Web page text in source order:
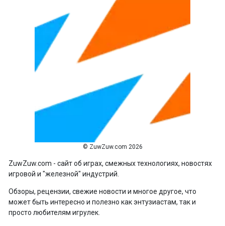
© ZuwZuw.com 2026
ZuwZuw.com - сайт об играх, смежных технологиях, новостях
игровой и "железной" индустрий.
Обзоры, рецензии, свежие новости и многое другое, что
может быть интересно и полезно как энтузиастам, так и
просто любителям игрулек.